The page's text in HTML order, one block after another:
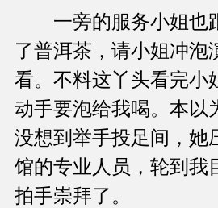
一旁的服务小姐也
了普洱茶，请小姐冲泡
看。不料这丫头看完小
动手要泡给我喝。本以
没想到举手投足间，她
馆的专业人员，轮到我
拍手崇拜了。